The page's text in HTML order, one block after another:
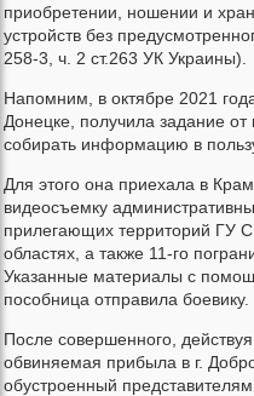
приобретении, ношении и
устройств без
258-3, ч. 2 ст.263 УК Украины).
Напомним, в октябре 2021
Донецке, получила задание
собирать информацию в
Для этого она приехала в
видеосъемку
прилегающих территорий ГУ
областях, а также 11-го
Указанные материалы с
пособница отправила боевику.
После совершенного,
обвиняемая прибыла в г.
обустроенный